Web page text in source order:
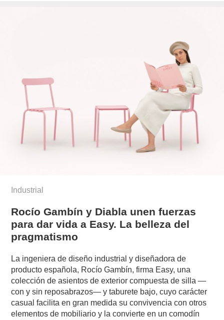
Industrial
Rocío Gambín y Diabla unen fuerzas
para dar vida a Easy. La belleza del
pragmatismo
La ingeniera de diseño industrial y diseñadora de
producto española, Rocío Gambín, firma Easy, una
colección de asientos de exterior compuesta de silla —
con y sin reposabrazos— y taburete bajo, cuyo carácter
casual facilita en gran medida su convivencia con otros
elementos de mobiliario y la convierte en un comodín